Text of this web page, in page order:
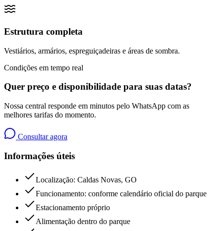
Estrutura completa
Vestiários, armários, espreguiçadeiras e áreas de sombra.
Condições em tempo real
Quer preço e disponibilidade para suas datas?
Nossa central responde em minutos pelo WhatsApp com as
melhores tarifas do momento.
Consultar agora
Informações úteis
Localização: Caldas Novas, GO
Funcionamento: conforme calendário oficial do parque
Estacionamento próprio
Alimentação dentro do parque